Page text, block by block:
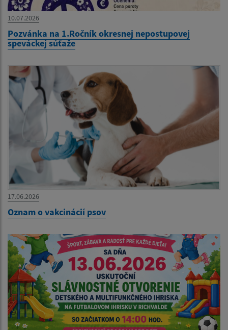
10.07.2026
Pozvánka na 1.Ročník okresnej nepostupovej
speváckej súťaže
17.06.2026
Oznam o vakcinácií psov